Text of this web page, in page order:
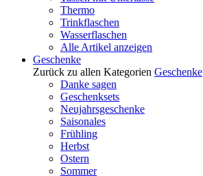
Thermo
Trinkflaschen
Wasserflaschen
Alle Artikel anzeigen
Geschenke
Zurück zu allen Kategorien Geschenke
Danke sagen
Geschenksets
Neujahrsgeschenke
Saisonales
Frühling
Herbst
Ostern
Sommer